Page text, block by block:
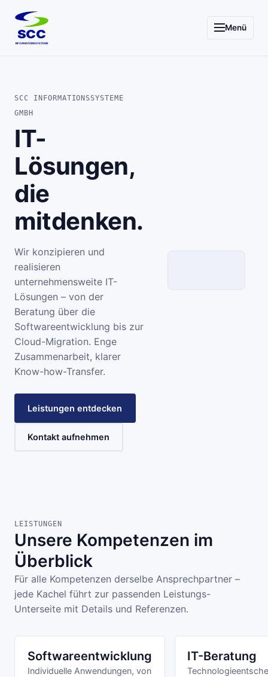
SCC
INFORMATIONSSYSTEME
Menü
SCC INFORMATIONSSYSTEME
GMBH
IT-
Lösungen,
die
mitdenken.
Wir konzipieren und
realisieren
unternehmensweite IT-
Lösungen – von der
Beratung über die
Softwareentwicklung bis zur
Cloud-Migration. Enge
Zusammenarbeit, klarer
Know-how-Transfer.
Leistungen entdecken
Kontakt aufnehmen
LEISTUNGEN
Unsere Kompetenzen im
Überblick
Für alle Kompetenzen derselbe Ansprechpartner –
jede Kachel führt zur passenden Leistungs-
Unterseite mit Details und Referenzen.
Softwareentwicklung
Individuelle Anwendungen, von
IT-Beratung